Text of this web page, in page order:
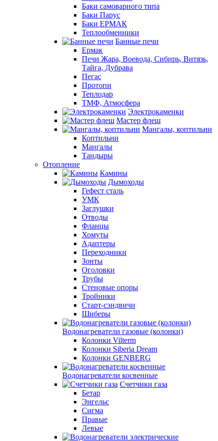
Баки самоварного типа
Баки Парус
Баки ЕРМАК
Теплообменники
Банные печи
Ермак
Печи Жара, Воевода, Сибирь, Витязь,
Тайга, Дубрава
Пегас
Протопи
Теплодар
ТМФ, Атмосфера
Электрокаменки
Мастер флеш
Мангалы, коптильни
Коптильни
Мангалы
Тандыры
Отопление
Камины
Дымоходы
Гефест сталь
УМК
Заглушки
Отводы
Фланцы
Хомуты
Адаптеры
Переходники
Зонты
Оголовки
Трубы
Стеновые опоры
Тройники
Старт-сэндвичи
Шиберы
Водонагреватели газовые (колонки)
Колонки Vilterm
Колонки Siberia Dream
Колонки GENBERG
Водонагреватели косвенные
Счетчики газа
Бетар
Энгельс
Сигма
Правые
Левые